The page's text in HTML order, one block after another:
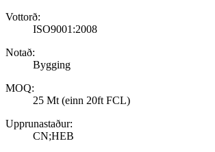
Vottorð:
ISO9001:2008
Notað:
Bygging
MOQ:
25 Mt (einn 20ft FCL)
Upprunastaður:
CN;HEB